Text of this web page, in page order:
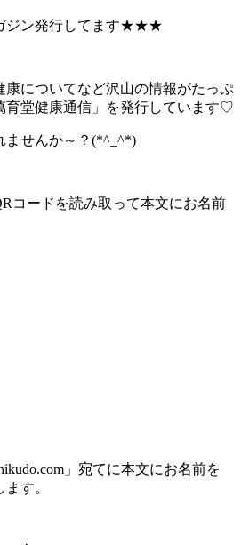
ジン発行してます★★★
康についてなど沢山の情報がたっぷ
育堂健康通信」を発行しています♡
ませんか～？(*^_^*)
コードを読み取って本文にお名前
」宛てに本文にお名前を
す。